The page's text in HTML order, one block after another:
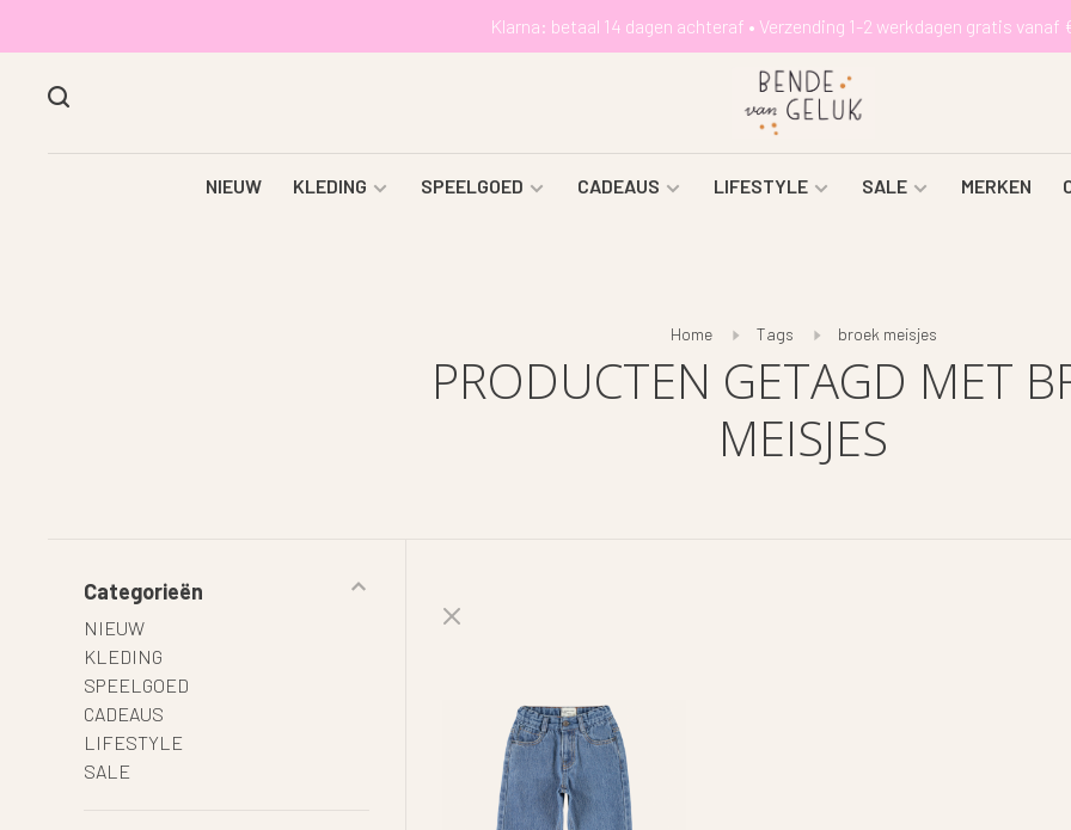
Klarna: betaal 14 dagen achteraf • Verzending 1-2 werkdagen gratis vanaf
NIEUW KLEDING SPEELGOED CADEAUS LIFESTYLE SALE MERKEN
Home Tags broek meisjes
PRODUCTEN GETAGD MET
MEISJES
Categorieën
NIEUW
KLEDING
SPEELGOED
CADEAUS
LIFESTYLE
SALE